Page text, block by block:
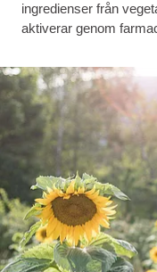
ingredienser från
aktiverar genom